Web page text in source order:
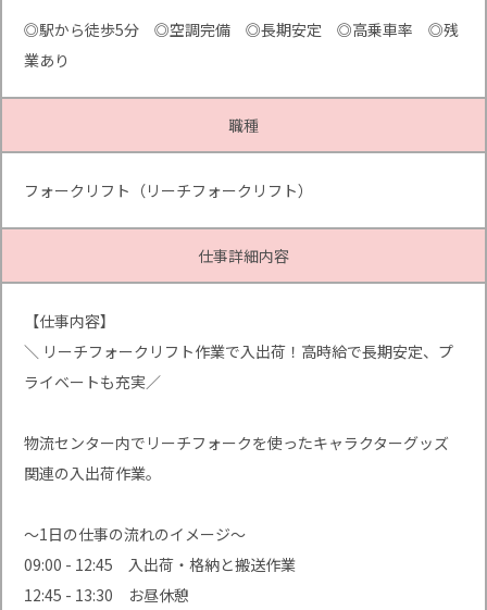
◎駅から徒歩5分 ◎空調完備 ◎長期安定 ◎高乗車率 ◎残
業あり
職種
フォークリフト（リーチフォークリフト）
仕事詳細内容
【仕事内容】
＼ リーチフォークリフト作業で入出荷！高時給で長期安定、プ
ライベートも充実／
物流センター内でリーチフォークを使ったキャラクターグッズ
関連の入出荷作業。
～1日の仕事の流れのイメージ～
09:00 - 12:45 入出荷・格納と搬送作業
12:45 - 13:30 お昼休憩